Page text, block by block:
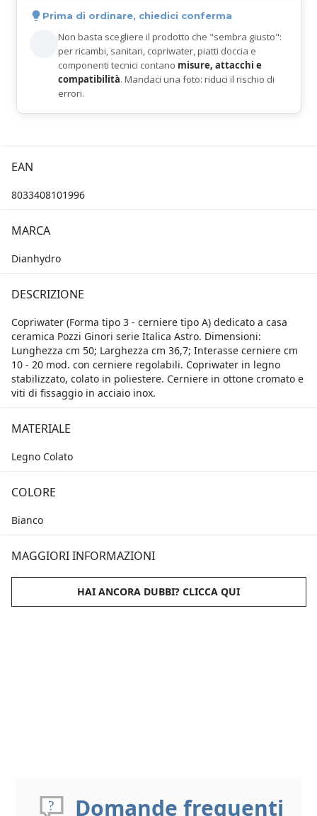
Prima di ordinare, chiedici conferma
Non basta scegliere il prodotto che "sembra giusto":
per ricambi, sanitari, copriwater, piatti doccia e
componenti tecnici contano misure, attacchi e
compatibilità. Mandaci una foto: riduci il rischio di
errori.
EAN
8033408101996
MARCA
Dianhydro
DESCRIZIONE
Copriwater (Forma tipo 3 - cerniere tipo A) dedicato a casa
ceramica Pozzi Ginori serie Italica Astro. Dimensioni:
Lunghezza cm 50; Larghezza cm 36,7; Interasse cerniere cm
10 - 20 mod. con cerniere regolabili. Copriwater in legno
stabilizzato, colato in poliestere. Cerniere in ottone cromato e
viti di fissaggio in acciaio inox.
MATERIALE
Legno Colato
COLORE
Bianco
MAGGIORI INFORMAZIONI
HAI ANCORA DUBBI? CLICCA QUI
Domande frequenti